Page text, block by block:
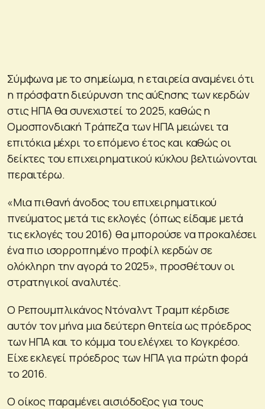
Σύμφωνα με το σημείωμα, η εταιρεία αναμένει ότι
η πρόσφατη διεύρυνση της αύξησης των κερδών
στις ΗΠΑ θα συνεχιστεί το 2025, καθώς η
Ομοσπονδιακή Τράπεζα των ΗΠΑ μειώνει τα
επιτόκια μέχρι το επόμενο έτος και καθώς οι
δείκτες του επιχειρηματικού κύκλου βελτιώνονται
περαιτέρω.
«Μια πιθανή άνοδος του επιχειρηματικού
πνεύματος μετά τις εκλογές (όπως είδαμε μετά
τις εκλογές του 2016) θα μπορούσε να προκαλέσει
ένα πιο ισορροπημένο προφίλ κερδών σε
ολόκληρη την αγορά το 2025», προσθέτουν οι
στρατηγικοί αναλυτές.
Ο Ρεπουμπλικάνος Ντόναλντ Τραμπ κέρδισε
αυτόν τον μήνα μια δεύτερη θητεία ως πρόεδρος
των ΗΠΑ και το κόμμα του ελέγχει το Κογκρέσο.
Είχε εκλεγεί πρόεδρος των ΗΠΑ για πρώτη φορά
το 2016.
Ο οίκος παραμένει αισιόδοξος για τους